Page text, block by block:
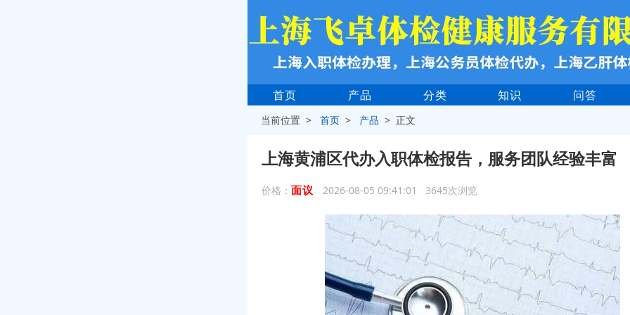
首页 产品 分类 知识 问答
当前位置 >首页 > 产品 > 正文
上海黄浦区代办入职体检报告，服务团队经验丰富
价格： 面议 2026-08-05 09:41:01 3645次浏览